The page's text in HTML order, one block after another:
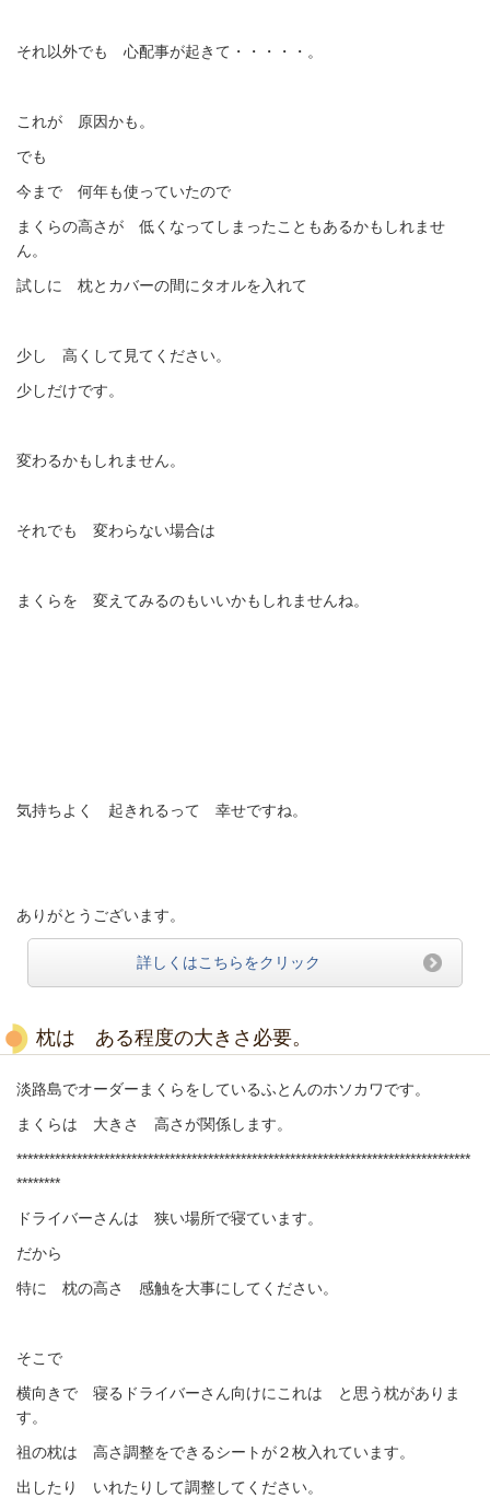
それ以外でも 心配事が起きて・・・・・。
これが 原因かも。
でも
今まで 何年も使っていたので
まくらの高さが 低くなってしまったこともあるかもしれませ
ん。
試しに 枕とカバーの間にタオルを入れて
少し 高くして見てください。
少しだけです。
変わるかもしれません。
それでも 変わらない場合は
まくらを 変えてみるのもいいかもしれませんね。
気持ちよく 起きれるって 幸せですね。
ありがとうございます。
詳しくはこちらをクリック
枕は ある程度の大きさ必要。
淡路島でオーダーまくらをしているふとんのホソカワです。
まくらは 大きさ 高さが関係します。
***********************************************************************************
********
ドライバーさんは 狭い場所で寝ています。
だから
特に 枕の高さ 感触を大事にしてください。
そこで
横向きで 寝るドライバーさん向けにこれは と思う枕がありま
す。
祖の枕は 高さ調整をできるシートが２枚入れています。
出したり いれたりして調整してください。